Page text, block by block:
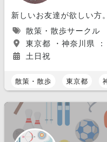
新しいお友達が欲しい方
散策・散歩サークル
東京都 ・神奈川県
土日祝
散策・散歩 東京都